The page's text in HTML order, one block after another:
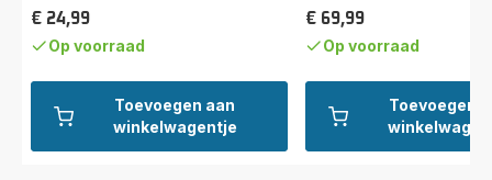
Toevoegen aan
winkelwagentje
Prijs
€ 24,99
Op voorraad
Toevoegen
Prijs
€ 69,99
Op voorraad